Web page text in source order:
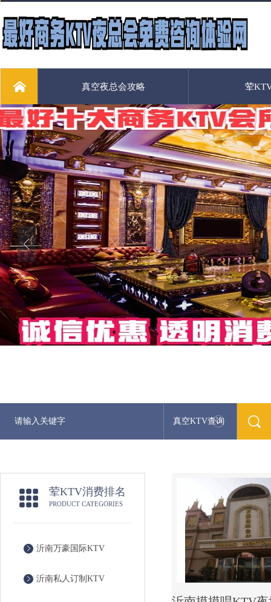
真空夜总会攻略 荤
真空KTV查询
荤KTV消费排名
PRODUCT CATEGORIES
沂南万豪国际KTV
沂南私人订制KTV